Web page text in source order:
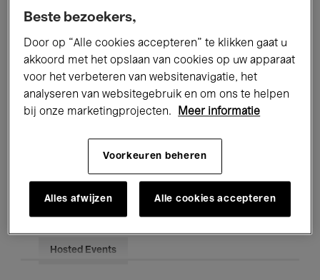
Performances Lezingen & Debatten
Jazz Klassieke Muziek Global Music
Voor iedereen Kids’ Palace
Onderwijs Rondleidingen
Hosted Events
Beste bezoekers,
Door op “Alle cookies accepteren” te klikken gaat u
akkoord met het opslaan van cookies op uw apparaat
voor het verbeteren van websitenavigatie, het
analyseren van websitegebruik en om ons te helpen
bij onze marketingprojecten.
Meer informatie
Voorkeuren beheren
Alles afwijzen Alle cookies accepteren